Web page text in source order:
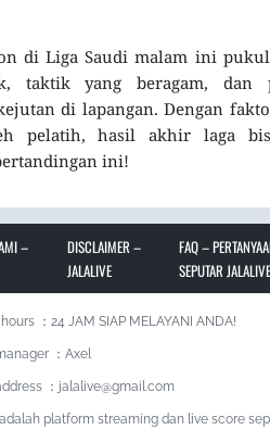
di Liga Saudi malam ini
taktik yang beragam, dan
di lapangan. Dengan
pelatih, hasil akhir laga
ini!
–
DISCLAIMER –
JALALIVE
FAQ –
SEPUTAR JALALIVE
：24 JAM SIAP MELAYANI ANDA!
：Axel
：jalalive@gmail.com
adalah platform streaming dan live score